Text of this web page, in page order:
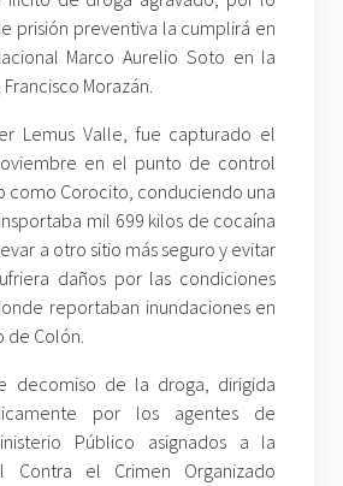
prisión preventiva la cumplirá en
Marco Aurelio Soto en la
Morazán.
Lemus Valle, fue capturado el
en el punto de control
como Corocito, conduciendo una
mil 699 kilos de cocaína
a otro sitio más seguro y evitar
daños por las condiciones
reportaban inundaciones en
de Colón.
decomiso de la droga, dirigida
por los agentes de
Público asignados a la
Contra el Crimen Organizado